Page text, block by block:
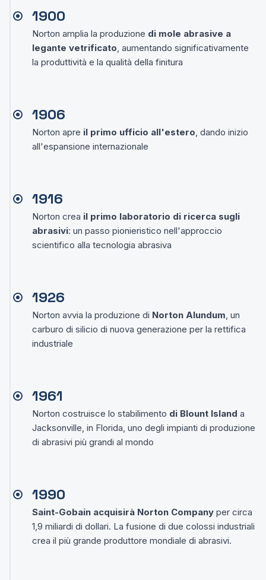
1900
Norton amplia la produzione di mole abrasive a
legante vetrificato, aumentando significativamente
la produttività e la qualità della finitura
1906
Norton apre il primo ufficio all'estero, dando inizio
all'espansione internazionale
1916
Norton crea il primo laboratorio di ricerca sugli
abrasivi: un passo pionieristico nell'approccio
scientifico alla tecnologia abrasiva
1926
Norton avvia la produzione di Norton Alundum, un
carburo di silicio di nuova generazione per la rettifica
industriale
1961
Norton costruisce lo stabilimento di Blount Island a
Jacksonville, in Florida, uno degli impianti di produzione
di abrasivi più grandi al mondo
1990
Saint-Gobain acquisirà Norton Company per circa
1,9 miliardi di dollari. La fusione di due colossi industriali
crea il più grande produttore mondiale di abrasivi.